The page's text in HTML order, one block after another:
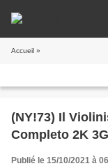
Accueil »
(NY!73) Il
Completo 2K
Publié le 15/10/2021 à